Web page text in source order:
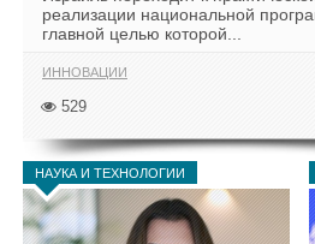
реализации национальной
главной целью которой...
ИННОВАЦИИ
529
НАУКА И ТЕХНОЛОГИИ